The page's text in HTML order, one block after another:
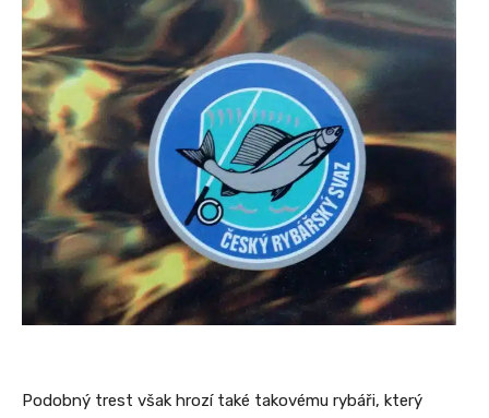
Podobný trest však hrozí také takovému rybáři, který